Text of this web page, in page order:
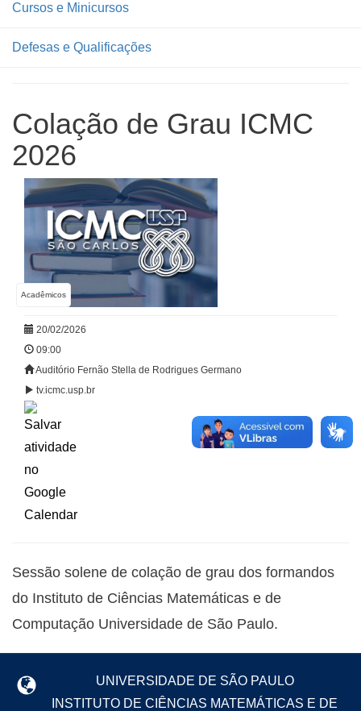
Cursos e Minicursos
Defesas e Qualificações
Colação de Grau ICMC
2026
Acadêmicos
20/02/2026
09:00
Auditório Fernão Stella de Rodrigues Germano
tv.icmc.usp.br
Sessão solene de colação de grau dos formandos
do Instituto de Ciências Matemáticas e de
Computação Universidade de São Paulo.
UNIVERSIDADE DE SÃO PAULO
INSTITUTO DE CIÊNCIAS MATEMÁTICAS E DE